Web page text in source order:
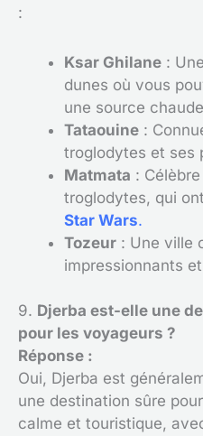
:
Ksar Ghilane :
dunes où vous
une source
Tataouine :
troglodytes et ses
Matmata :
troglodytes, qui
Star Wars.
Tozeur : Une ville
impressionnants
9. Djerba est-elle une
pour les voyageurs ?
Réponse :
Oui, Djerba est
une destination sûre
calme et touristique,